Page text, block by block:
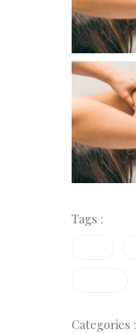
Tags :
Categories :